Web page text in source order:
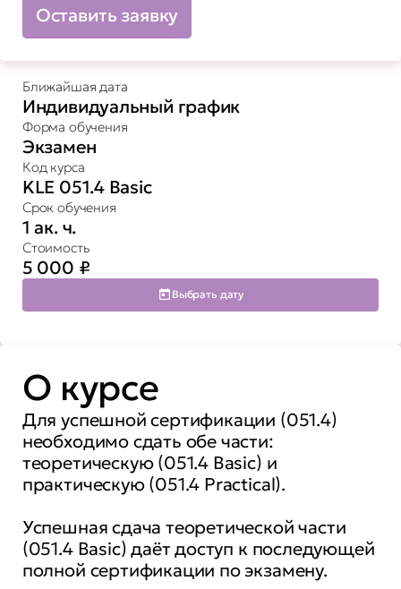
Оставить заявку
Ближайшая дата
Индивидуальный график
Форма обучения
Экзамен
Код курса
KLE 051.4 Basiс
Срок обучения
1 ак. ч.
Стоимость
5 000 ₽
Выбрать дату
О курсе
Для успешной сертификации (051.4)
необходимо сдать обе части:
теоретическую (051.4 Basic) и
практическую (051.4 Practical).
Успешная сдача теоретической части
(051.4 Basic) даёт доступ к последующей
полной сертификации по экзамену.